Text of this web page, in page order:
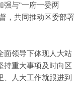
强与“一府一委两
，共同推动区委部署
面领导下体现人大站
持重大事项及时向区
人大工作就跟进到